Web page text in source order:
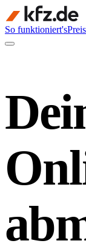
So funktioniert's